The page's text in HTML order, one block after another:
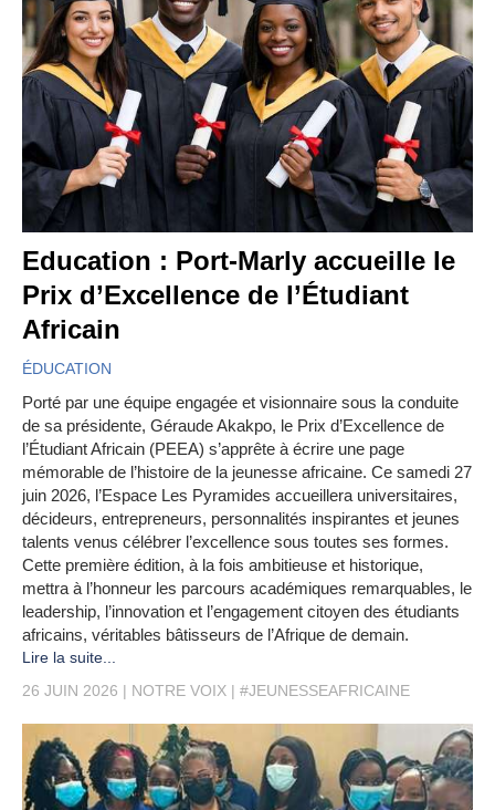
Education : Port-Marly accueille le
Prix d’Excellence de l’Étudiant
Africain
ÉDUCATION
Porté par une équipe engagée et visionnaire sous la conduite
de sa présidente, Géraude Akakpo, le Prix d’Excellence de
l’Étudiant Africain (PEEA) s’apprête à écrire une page
mémorable de l’histoire de la jeunesse africaine. Ce samedi 27
juin 2026, l’Espace Les Pyramides accueillera universitaires,
décideurs, entrepreneurs, personnalités inspirantes et jeunes
talents venus célébrer l’excellence sous toutes ses formes.
Cette première édition, à la fois ambitieuse et historique,
mettra à l’honneur les parcours académiques remarquables, le
leadership, l’innovation et l’engagement citoyen des étudiants
africains, véritables bâtisseurs de l’Afrique de demain.
Lire la suite...
26 JUIN 2026
NOTRE VOIX #JEUNESSEAFRICAINE